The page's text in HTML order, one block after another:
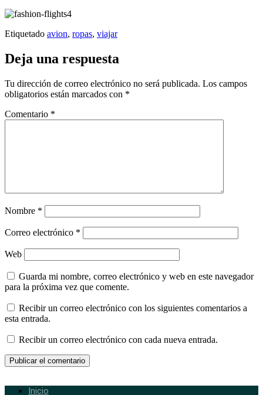
Etiquetado avion, ropas, viajar
Deja una respuesta
Tu dirección de correo electrónico no será publicada. Los campos
obligatorios están marcados con *
Comentario *
Nombre *
Correo electrónico *
Web
Guarda mi nombre, correo electrónico y web en este navegador
para la próxima vez que comente.
Recibir un correo electrónico con los siguientes comentarios a
esta entrada.
Recibir un correo electrónico con cada nueva entrada.
Inicio